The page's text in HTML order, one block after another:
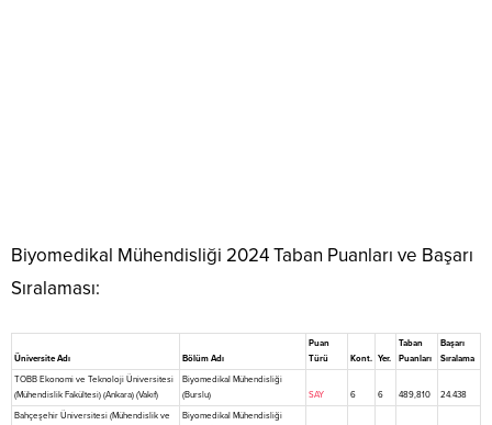
Biyomedikal Mühendisliği 2024 Taban Puanları ve Başarı
Sıralaması:
Üniversite Adı Bölüm Adı
Puan
Türü
Kont. Yer.
Taban
Puanları
Başarı
Sıralama
TOBB Ekonomi ve Teknoloji Üniversitesi
(Mühendislik Fakültesi) (Ankara) (Vakıf)
Biyomedikal Mühendisliği
(Burslu)
SAY 6 6 489,810 24.438
Bahçeşehir Üniversitesi (Mühendislik ve
Biyomedikal Mühendisliği